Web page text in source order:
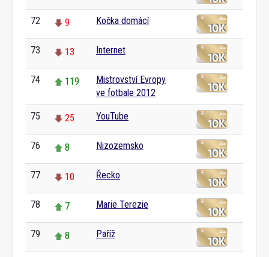
72 9 Kočka domácí
73 13 Internet
74 119
Mistrovství Evropy
ve fotbale 2012
75 25 YouTube
76 8 Nizozemsko
77 10 Řecko
78 7 Marie Terezie
79 8 Paříž